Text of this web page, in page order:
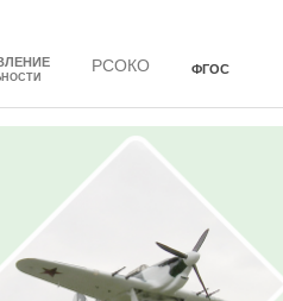
РСОКО ФГОС